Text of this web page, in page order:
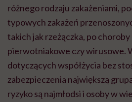
różnego rodzaju zakażeniami,
typowych zakażeń
takich jak rzeżączka, po
pierwotniakowe czy wirusowe.
dotyczących współżycia bez
zabezpieczenia największą
ryzyko są najmłodsi i osoby w